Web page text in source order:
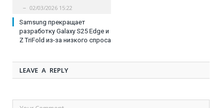
02/03/2026 15:22
Samsung прекращает
разработку Galaxy S25 Edge и
Z TriFold из-за низкого спроса
LEAVE A REPLY